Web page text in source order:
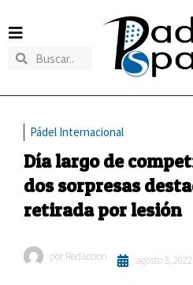
Pádel Internacional
Día largo de
dos sorpresas
retirada por lesión
por Redaccion agosto 3, 2022